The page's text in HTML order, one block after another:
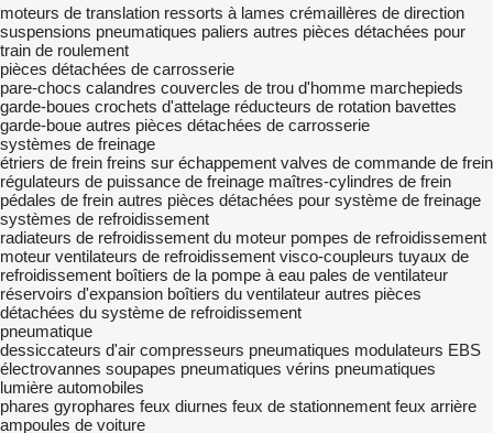
moteurs de translation ressorts à lames crémaillères de direction
suspensions pneumatiques paliers autres pièces détachées pour
train de roulement
pièces détachées de carrosserie
pare-chocs calandres couvercles de trou d'homme marchepieds
garde-boues crochets d'attelage réducteurs de rotation bavettes
garde-boue autres pièces détachées de carrosserie
systèmes de freinage
étriers de frein freins sur échappement valves de commande de frein
régulateurs de puissance de freinage maîtres-cylindres de frein
pédales de frein autres pièces détachées pour système de freinage
systèmes de refroidissement
radiateurs de refroidissement du moteur pompes de refroidissement
moteur ventilateurs de refroidissement visco-coupleurs tuyaux de
refroidissement boîtiers de la pompe à eau pales de ventilateur
réservoirs d'expansion boîtiers du ventilateur autres pièces
détachées du système de refroidissement
pneumatique
dessiccateurs d'air compresseurs pneumatiques modulateurs EBS
électrovannes soupapes pneumatiques vérins pneumatiques
lumière automobiles
phares gyrophares feux diurnes feux de stationnement feux arrière
ampoules de voiture